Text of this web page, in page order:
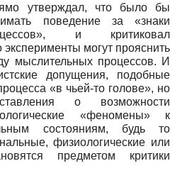
утверждал, что было бы
поведение за «знаки
и критиковал
эксперименты могут прояснить
мыслительных процессов. И
допущения, подобные
«в чьей-то голове», но
о возможности
«феномены» к
состояниям, будь то
физиологические или
предметом критики